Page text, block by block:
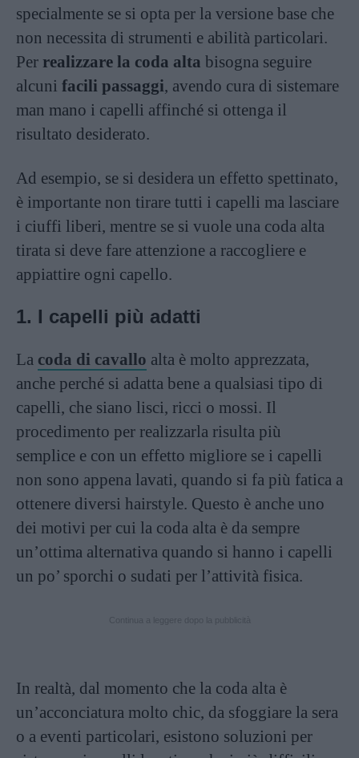
specialmente se si opta per la versione base che
non necessita di strumenti e abilità particolari.
Per realizzare la coda alta bisogna seguire
alcuni facili passaggi, avendo cura di sistemare
man mano i capelli affinché si ottenga il
risultato desiderato.
Ad esempio, se si desidera un effetto spettinato,
è importante non tirare tutti i capelli ma lasciare
i ciuffi liberi, mentre se si vuole una coda alta
tirata si deve fare attenzione a raccogliere e
appiattire ogni capello.
1. I capelli più adatti
La coda di cavallo alta è molto apprezzata,
anche perché si adatta bene a qualsiasi tipo di
capelli, che siano lisci, ricci o mossi. Il
procedimento per realizzarla risulta più
semplice e con un effetto migliore se i capelli
non sono appena lavati, quando si fa più fatica a
ottenere diversi hairstyle. Questo è anche uno
dei motivi per cui la coda alta è da sempre
un’ottima alternativa quando si hanno i capelli
un po’ sporchi o sudati per l’attività fisica.
In realtà, dal momento che la coda alta è
un’acconciatura molto chic, da sfoggiare la sera
o a eventi particolari, esistono soluzioni per